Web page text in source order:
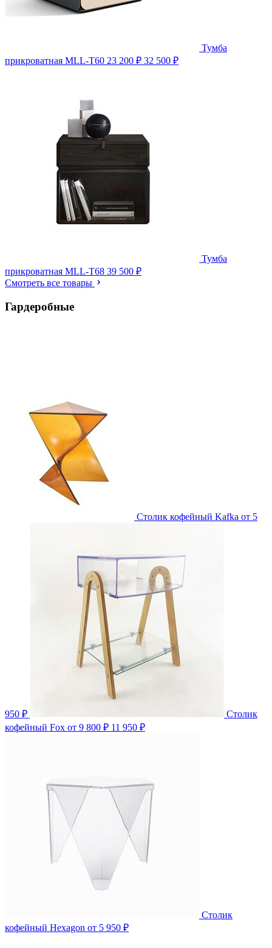
Тумба
прикроватная MLL-T60 23 200 ₽ 32 500 ₽
Тумба
прикроватная MLL-T68 39 500 ₽
Смотреть все товары
Гардеробные
Столик кофейный Kafka от 5
950 ₽
Столик
кофейный Fox от 9 800 ₽ 11 950 ₽
Столик
кофейный Hexagon от 5 950 ₽